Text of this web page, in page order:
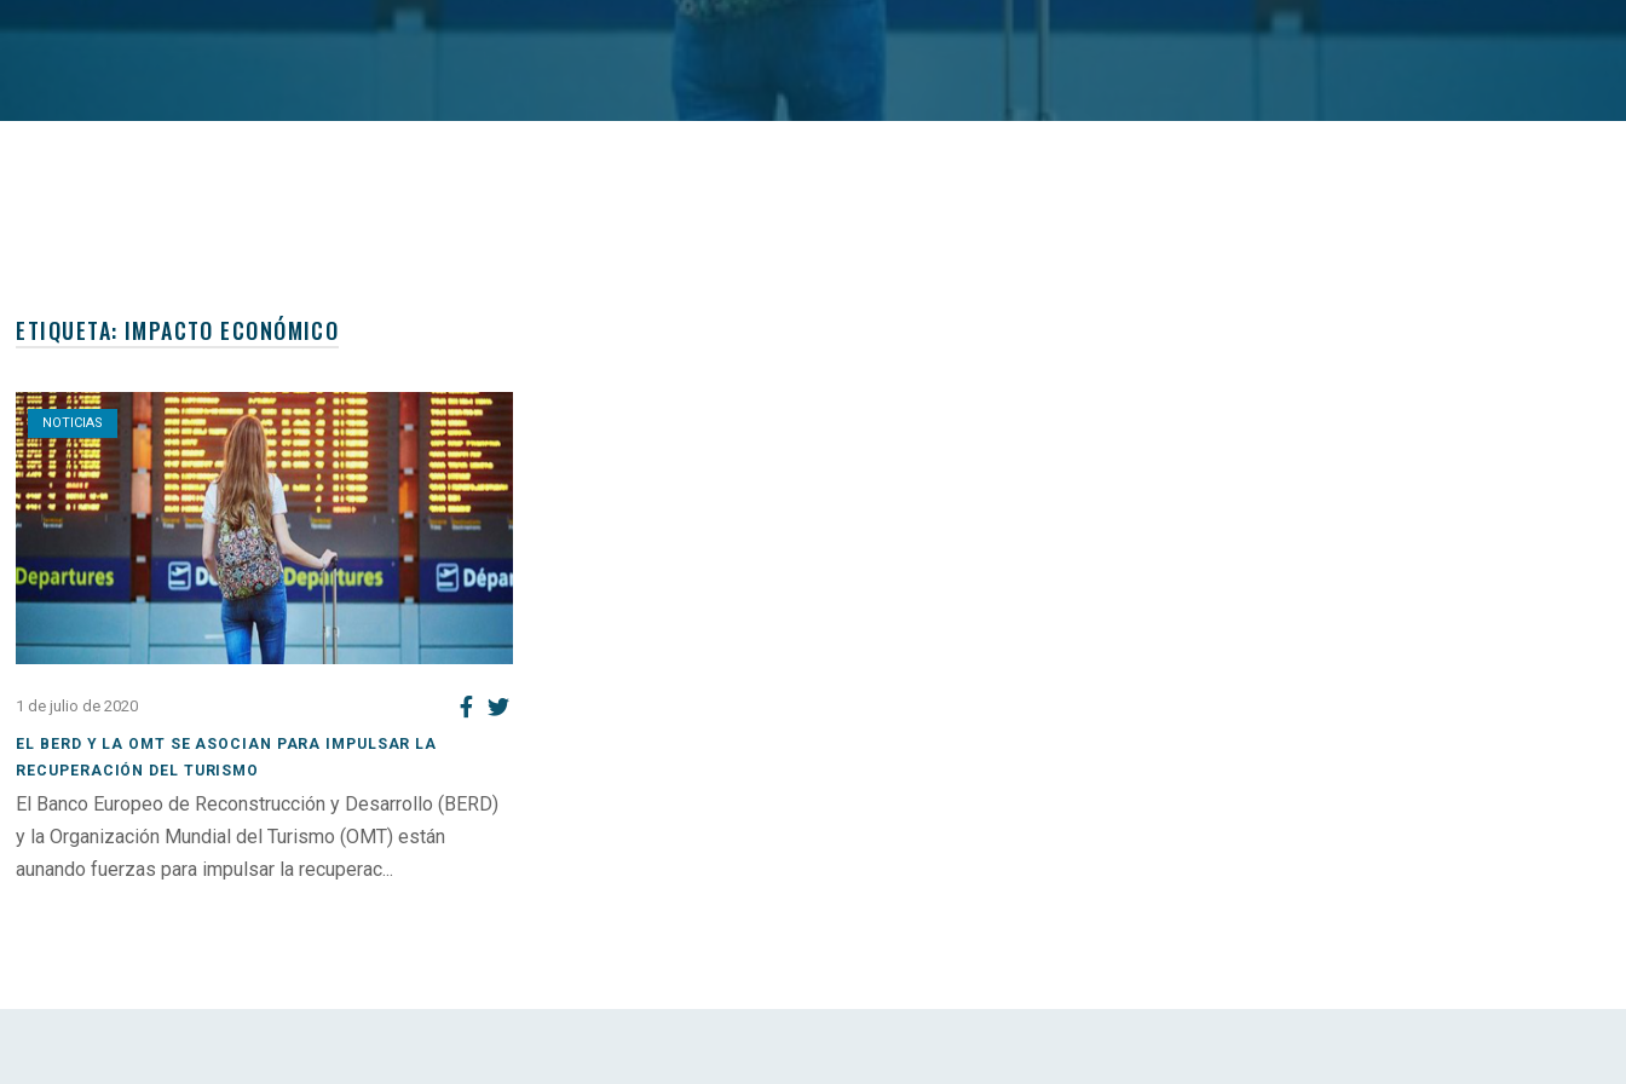
ETIQUETA: IMPACTO ECONÓMICO
NOTICIAS
Open post
1 de julio de 2020
EL BERD Y LA OMT SE ASOCIAN PARA IMPULSAR LA
RECUPERACIÓN DEL TURISMO
El Banco Europeo de Reconstrucción y Desarrollo (BERD)
y la Organización Mundial del Turismo (OMT) están
aunando fuerzas para impulsar la recuperac...